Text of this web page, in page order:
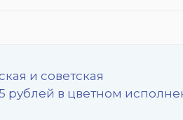
и советская
рублей в цветном